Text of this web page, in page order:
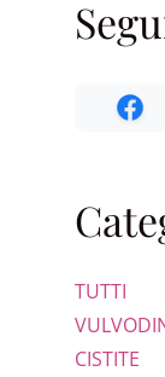
TUTTI
CISTITE